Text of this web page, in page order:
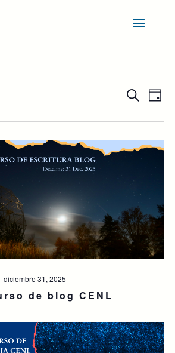
DE
Y
VISTAS
EVENTOS
Buscar
DE
Día
-diciembre 31, 2025
de blog CENL